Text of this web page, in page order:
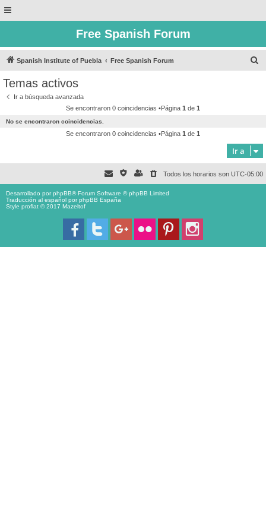
Free Spanish Forum
Spanish Institute of Puebla Free Spanish Forum
Temas activos
Ir a búsqueda avanzada
Se encontraron 0 coincidencias •Página 1 de 1
No se encontraron coincidencias.
Se encontraron 0 coincidencias •Página 1 de 1
Ir a
Todos los horarios son UTC-05:00
Desarrollado porphpBB® Forum Software © phpBB Limited
Traducción al español porphpBB España
Style proflat © 2017 Mazeltof